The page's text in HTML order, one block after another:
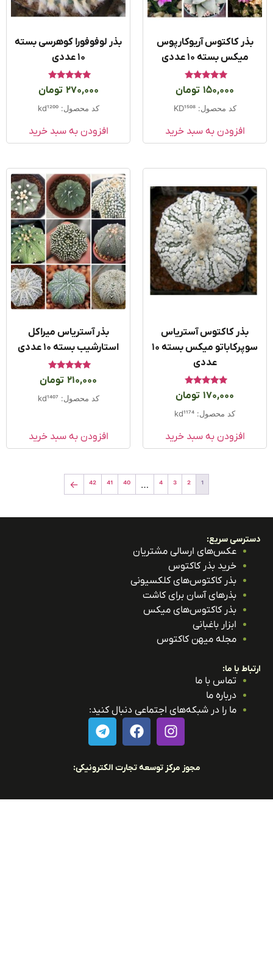
بذر کاکتوس آریوکارپوس
میکس بسته ۱۰ عددی
4.80
150,000 تومان
کد محصول: KD1508
افزودن به سبد خرید
بذر لوفوفورا کوهرسی بسته
5.00
270,000 تومان
کد محصول: kd1200
افزودن به سبد خرید
بذر کاکتوس آستریاس
سوپرکاباتو میکس بسته ۱۰
عددی
5.00
170,000 تومان
کد محصول: kd1174
افزودن به سبد خرید
بذر آستریاس میراکل
استارشیب بسته ۱۰ عددی
5.00210,000 تومان
کد محصول: kd1407
افزودن به سبد خرید
…
40
41
42
←
سریع:
عکس‌های ارسالی مشتریان
خرید بذر کاکتوس
بذر کاکتوس‌های کلکسیونی
بذرهای آسان برای کاشت
بذر کاکتوس‌های میکس
ابزار باغبانی
مجله میهن کاکتوس
با ما:
تماس با ما
درباره ما
ما را در شبکه‌های اجتماعی دنبال کنید:
مجوز مرکز توسعه تجارت الکترونیکی: